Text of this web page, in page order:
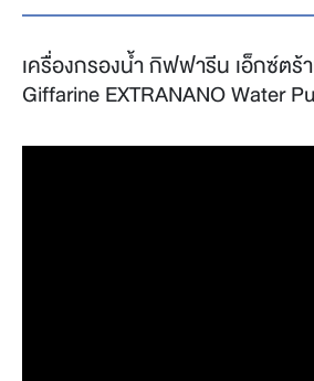
เครื่องกรองน้ำ กิฟฟารีน เอ็กซ์ตร้
Giffarine EXTRANANO Water P